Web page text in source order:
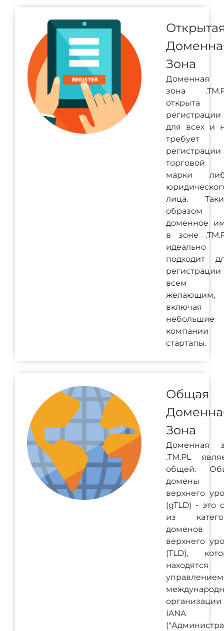
Зона
Доменная
зона
открыта
регистрации
для всех и
требует
регистрации
торговой
марки
лица.
образом
доменное
в зоне
идеально
подходит
регистрации
всем
желающим,
включая
небольшие
компании
стартапы.
Общая
Зона
Доменная
.TM.PL
общей.
домены
верхнего
(gTLD) - это
из
доменов
верхнего
(TLD),
находятся
управлением
организации
IANA